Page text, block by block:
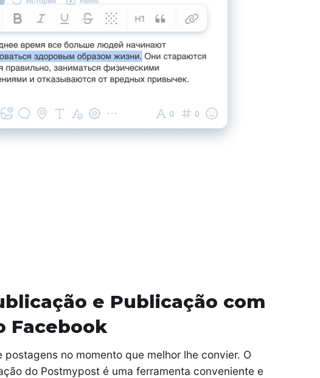
e Publicação com
Facebook
postagens no momento que melhor lhe convier. O
do Postmypost é uma ferramenta conveniente e